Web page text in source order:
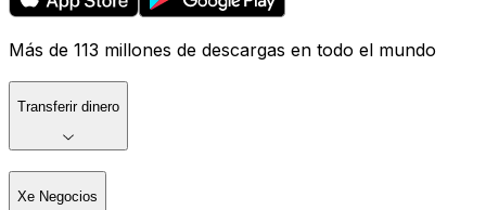
Más de 113 millones de descargas en todo el mundo
Transferir dinero
Xe Negocios